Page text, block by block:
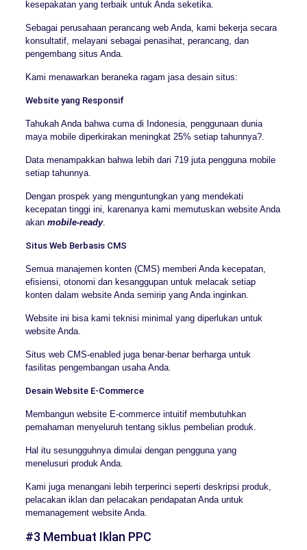
kesepakatan yang terbaik untuk Anda seketika.
Sebagai perusahaan perancang web Anda, kami bekerja secara
konsultatif, melayani sebagai penasihat, perancang, dan
pengembang situs Anda.
Kami menawarkan beraneka ragam jasa desain situs:
Website yang Responsif
Tahukah Anda bahwa cuma di Indonesia, penggunaan dunia
maya mobile diperkirakan meningkat 25% setiap tahunnya?.
Data menampakkan bahwa lebih dari 719 juta pengguna mobile
setiap tahunnya.
Dengan prospek yang menguntungkan yang mendekati
kecepatan tinggi ini, karenanya kami memutuskan website Anda
akan mobile-ready.
Situs Web Berbasis CMS
Semua manajemen konten (CMS) memberi Anda kecepatan,
efisiensi, otonomi dan kesanggupan untuk melacak setiap
konten dalam website Anda semirip yang Anda inginkan.
Website ini bisa kami teknisi minimal yang diperlukan untuk
website Anda.
Situs web CMS-enabled juga benar-benar berharga untuk
fasilitas pengembangan usaha Anda.
Desain Website E-Commerce
Membangun website E-commerce intuitif membutuhkan
pemahaman menyeluruh tentang siklus pembelian produk.
Hal itu sesungguhnya dimulai dengan pengguna yang
menelusuri produk Anda.
Kami juga menangani lebih terperinci seperti deskripsi produk,
pelacakan iklan dan pelacakan pendapatan Anda untuk
memanagement website Anda.
#3 Membuat Iklan PPC